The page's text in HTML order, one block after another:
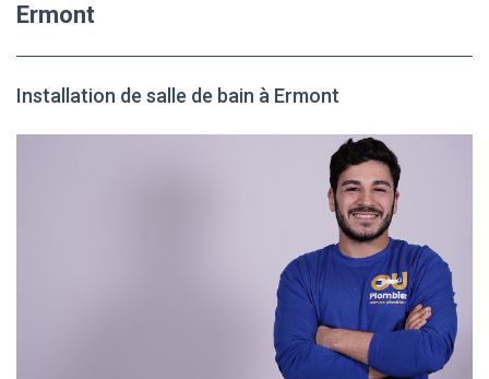
Ermont
Installation de salle de bain à Ermont